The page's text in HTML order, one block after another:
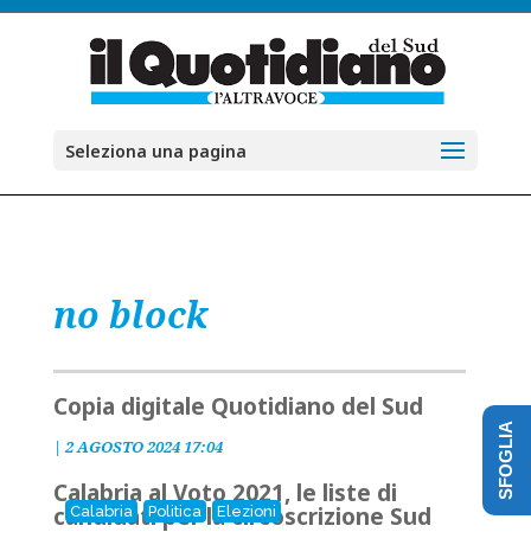
Seleziona una pagina
no block
Copia digitale Quotidiano del Sud
| 2 AGOSTO 2024 17:04
Calabria Politica Elezioni
Calabria al Voto 2021, le liste di
candidati per la circoscrizione Sud
SFOGLIA